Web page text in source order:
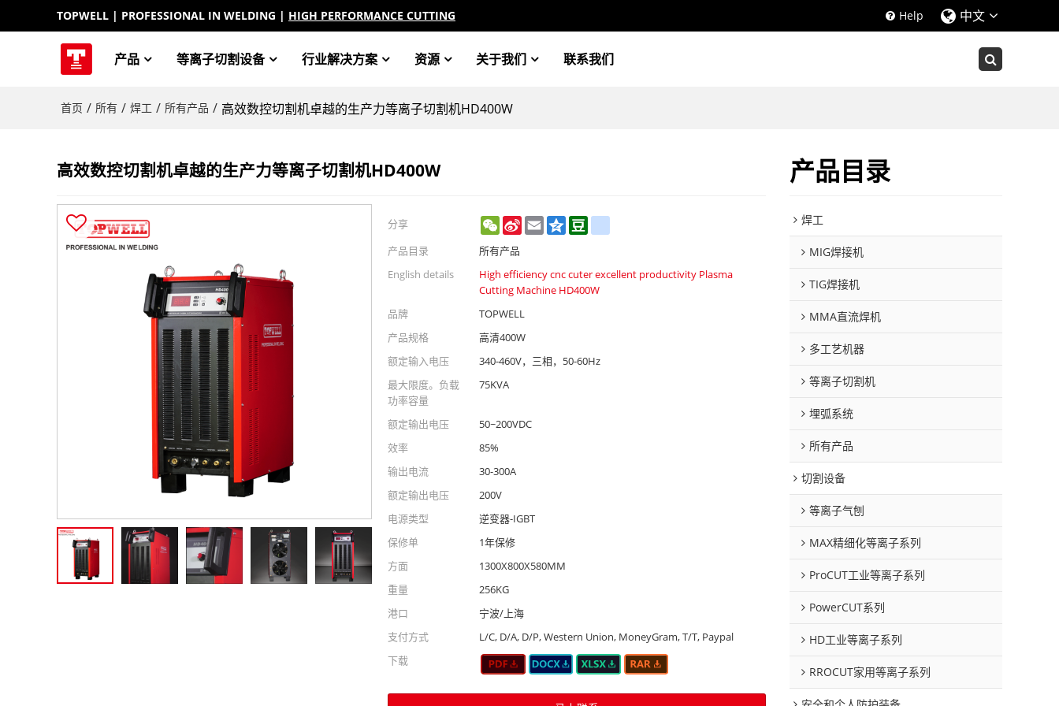
TOPWELL | PROFESSIONAL IN WELDING | HIGH PERFORMANCE CUTTING Help 中文
产品 等离子切割设备 行业解决方案 资源 关于我们 联系我们
首页 / 所有 / 焊工 / 所有产品 / 高效数控切割机卓越的生产力等离子切割机HD400W
高效数控切割机卓越的生产力等离子切割机HD400W
分享 WeChat
Sina
Weibo
Email Qzone
产品目录
所有产品
English details
High efficiency cnc cuter excellent productivity Plasma
Cutting Machine HD400W
品牌
TOPWELL
产品规格
高清400W
额定输入电压
340-460V，三相，50-60Hz
最大限度。负载
功率容量
75KVA
额定输出电压
50~200VDC
效率
85%
输出电流
30-300A
额定输出电压
200V
电源类型
逆变器-IGBT
保修单
1年保修
方面
1300X800X580MM
重量
256KG
港口
宁波/上海
支付方式
L/C, D/A, D/P, Western Union, MoneyGram, T/T, Paypal
下载
产品目录
焊工
MIG焊接机
TIG焊接机
MMA直流焊机
多工艺机器
等离子切割机
埋弧系统
所有产品
切割设备
等离子气刨
MAX精细化等离子系列
ProCUT工业等离子系列
PowerCUT系列
HD工业等离子系列
RROCUT家用等离子系列